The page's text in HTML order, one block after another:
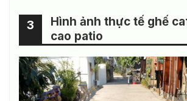
Hình ảnh thực tế ghế
cao patio
3